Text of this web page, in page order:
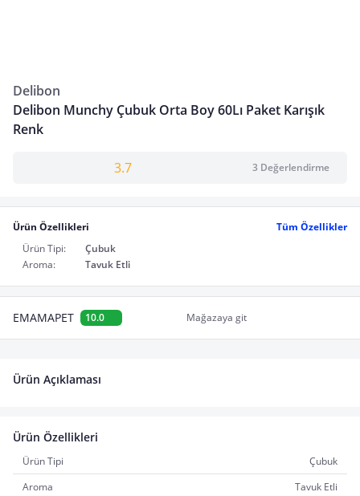
Delibon
Delibon Munchy Çubuk Orta Boy 60Lı Paket Karışık
Renk
3.7 3 Değerlendirme
Ürün Özellikleri
Tüm Özellikler
Ürün Tipi:
Çubuk
Aroma:
Tavuk Etli
EMAMAPET 10.0 Mağazaya git
Ürün Açıklaması
Ürün Özellikleri
Ürün Tipi
Çubuk
Aroma
Tavuk Etli